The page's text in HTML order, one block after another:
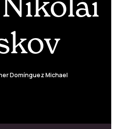
Domínguez Michael